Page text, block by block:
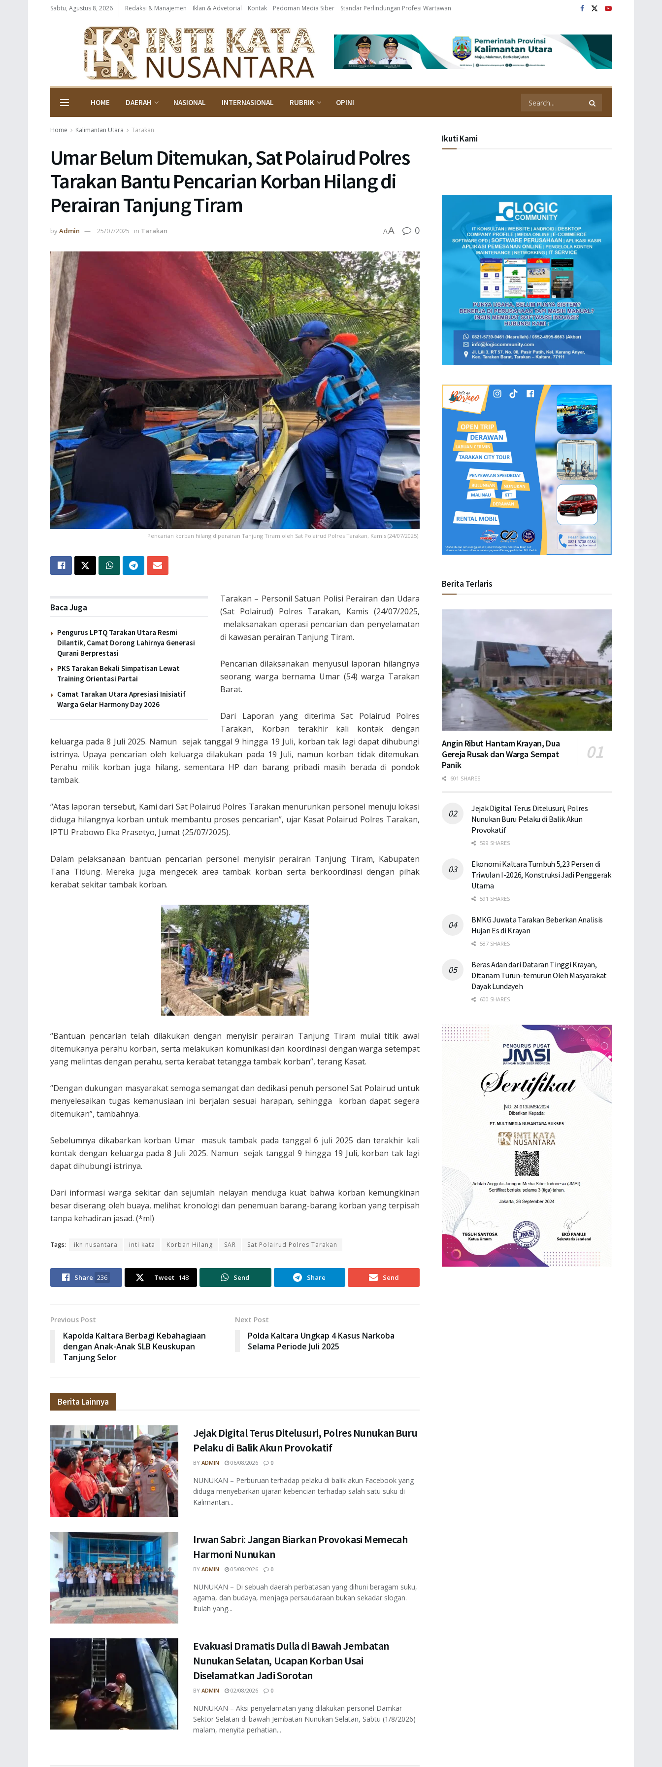
Sabtu, Agustus 8, 2026 Redaksi & Manajemen Iklan & Advetorial Kontak Pedoman Media Siber Standar Perlindungan Profesi Wartawan
HOME DAERAH NASIONAL INTERNASIONAL RUBRIK OPINI
Home Kalimantan Utara Tarakan
Umar Belum Ditemukan, Sat Polairud Polres
Tarakan Bantu Pencarian Korban Hilang di
Perairan Tanjung Tiram
byAdmin 25/07/2025 in Tarakan AA 0
Pencarian korban hilang diperairan Tanjung Tiram oleh Sat Polairud Polres Tarakan, Kamis (24/07/2025).
Baca Juga
Pengurus LPTQ Tarakan Utara Resmi
Dilantik, Camat Dorong Lahirnya Generasi
Qurani Berprestasi
PKS Tarakan Bekali Simpatisan Lewat
Training Orientasi Partai
Camat Tarakan Utara Apresiasi Inisiatif
Warga Gelar Harmony Day 2026
Tarakan – Personil Satuan Polisi Perairan dan Udara
(Sat Polairud) Polres Tarakan, Kamis (24/07/2025,
melaksanakan operasi pencarian dan penyelamatan
di kawasan perairan Tanjung Tiram.
Pencarian dilaksanakan menyusul laporan hilangnya
seorang warga bernama Umar (54) warga Tarakan
Barat.
Dari Laporan yang diterima Sat Polairud Polres
Tarakan, Korban terakhir kali kontak dengan
keluarga pada 8 Juli 2025. Namun sejak tanggal 9 hingga 19 Juli, korban tak lagi dapat dihubungi
istrinya. Upaya pencarian oleh keluarga dilakukan pada 19 Juli, namun korban tidak ditemukan.
Perahu milik korban juga hilang, sementara HP dan barang pribadi masih berada di pondok
tambak.
“Atas laporan tersebut, Kami dari Sat Polairud Polres Tarakan menurunkan personel menuju lokasi
diduga hilangnya korban untuk membantu proses pencarian”, ujar Kasat Polairud Polres Tarakan,
IPTU Prabowo Eka Prasetyo, Jumat (25/07/2025).
Dalam pelaksanaan bantuan pencarian personel menyisir perairan Tanjung Tiram, Kabupaten
Tana Tidung. Mereka juga mengecek area tambak korban serta berkoordinasi dengan pihak
kerabat sekitar tambak korban.
“Bantuan pencarian telah dilakukan dengan menyisir perairan Tanjung Tiram mulai titik awal
ditemukanya perahu korban, serta melakukan komunikasi dan koordinasi dengan warga setempat
yang melintas dengan perahu, serta kerabat tetangga tambak korban”, terang Kasat.
“Dengan dukungan masyarakat semoga semangat dan dedikasi penuh personel Sat Polairud untuk
menyelesaikan tugas kemanusiaan ini berjalan sesuai harapan, sehingga korban dapat segera
ditemukan”, tambahnya.
Sebelumnya dikabarkan korban Umar masuk tambak pada tanggal 6 juli 2025 dan terakhir kali
kontak dengan keluarga pada 8 Juli 2025. Namun sejak tanggal 9 hingga 19 Juli, korban tak lagi
dapat dihubungi istrinya.
Dari informasi warga sekitar dan sejumlah nelayan menduga kuat bahwa korban kemungkinan
besar diserang oleh buaya, melihat kronologi dan penemuan barang-barang korban yang terpisah
tanpa kehadiran jasad. (*ml)
Tags: ikn nusantara inti kata Korban Hilang SAR Sat Polairud Polres Tarakan
Share 236 Tweet 148 Send Share Send
Previous Post
Kapolda Kaltara Berbagi Kebahagiaan
dengan Anak-Anak SLB Keuskupan
Tanjung Selor
Next Post
Polda Kaltara Ungkap 4 Kasus Narkoba
Selama Periode Juli 2025
Berita Lainnya
Jejak Digital Terus Ditelusuri, Polres Nunukan Buru
Pelaku di Balik Akun Provokatif
BY ADMIN 06/08/2026 0
NUNUKAN – Perburuan terhadap pelaku di balik akun Facebook yang
diduga menyebarkan ujaran kebencian terhadap salah satu suku di
Kalimantan...
Irwan Sabri: Jangan Biarkan Provokasi Memecah
Harmoni Nunukan
BY ADMIN 05/08/2026 0
NUNUKAN – Di sebuah daerah perbatasan yang dihuni beragam suku,
agama, dan budaya, menjaga persaudaraan bukan sekadar slogan.
Itulah yang...
Evakuasi Dramatis Dulla di Bawah Jembatan
Nunukan Selatan, Ucapan Korban Usai
Diselamatkan Jadi Sorotan
BY ADMIN 02/08/2026 0
NUNUKAN – Aksi penyelamatan yang dilakukan personel Damkar
Sektor Selatan di bawah Jembatan Nunukan Selatan, Sabtu (1/8/2026)
malam, menyita perhatian...
Ikuti Kami
Berita Terlaris
Angin Ribut Hantam Krayan, Dua
Gereja Rusak dan Warga Sempat
Panik
601 SHARES
Jejak Digital Terus Ditelusuri, Polres
Nunukan Buru Pelaku di Balik Akun
Provokatif
599 SHARES
Ekonomi Kaltara Tumbuh 5,23 Persen di
Triwulan I-2026, Konstruksi Jadi Penggerak
Utama
591 SHARES
BMKG Juwata Tarakan Beberkan Analisis
Hujan Es di Krayan
587 SHARES
Beras Adan dari Dataran Tinggi Krayan,
Ditanam Turun-temurun Oleh Masyarakat
Dayak Lundayeh
600 SHARES